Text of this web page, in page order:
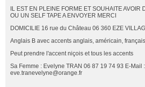
IL EST EN PLEINE FORME ET SOUHAITE AVOIR
OU UN SELF TAPE A ENVOYER MERCI
DOMICILIE 16 rue du Château 06 360 EZE
Anglais B avec accents anglais, américain, français
Peut prendre l'accent niçois et tous les accents
Sa Femme : Evelyne TRAN 06 87 19 74 93 E-Mail :
eve.tranevelyne@orange.fr